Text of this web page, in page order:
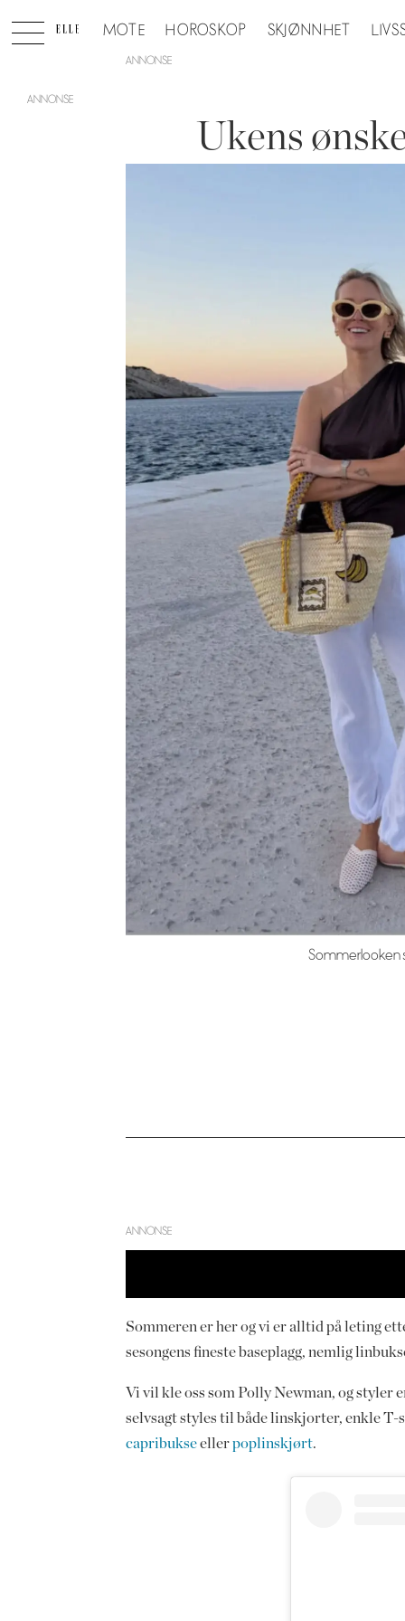
MOTE HOROSKOP SKJØNNHET
ANNONSE
Ukens
Sommerlooken
ANNONSE
Sommeren er her og vi er alltid på leting
sesongens fineste baseplagg, nemlig
Vi vil kle oss som Polly Newman, og styler
selvsagt styles til både linskjorter, enkle
capribukseellerpoplinskjørt.